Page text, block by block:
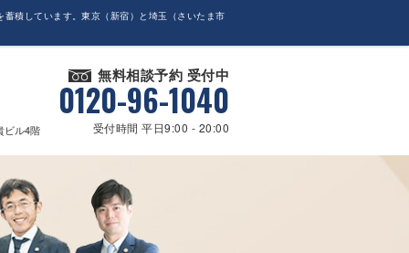
積しています。東京（新宿）と埼玉（さいたま市
ビル4階
無料相談予約 受付中
0120-96-1040
受付時間 平日9:00 - 20:00